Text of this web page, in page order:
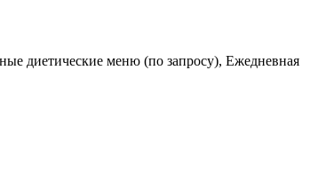
диетические меню (по запросу), Ежедневная